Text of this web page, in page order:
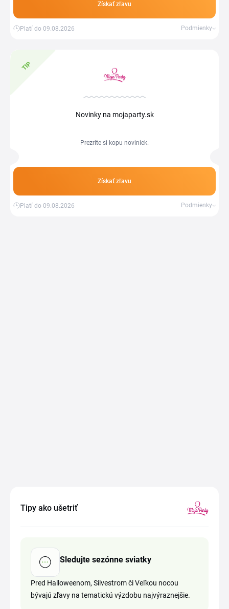
Získať zľavu
Platí do 09.08.2026 Podmienky
TIP
Novinky na mojaparty.sk
Prezrite si kopu noviniek.
Získať zľavu
Platí do 09.08.2026 Podmienky
Tipy ako ušetriť
Sledujte sezónne sviatky
Pred Halloweenom, Silvestrom či Veľkou nocou
bývajú zľavy na tematickú výzdobu najvýraznejšie.